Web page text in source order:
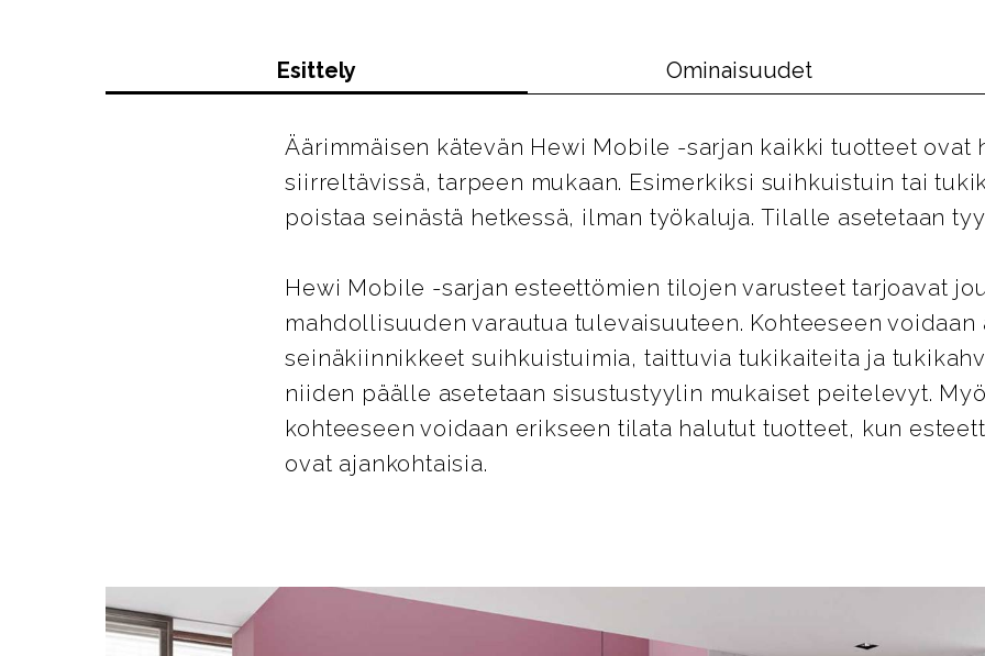
Esittely Ominaisuudet
Äärimmäisen kätevän Hewi Mobile -sarjan kaikki tuotteet ovat
siirreltävissä, tarpeen mukaan. Esimerkiksi suihkuistuin tai
poistaa seinästä hetkessä, ilman työkaluja. Tilalle asetetaan
Hewi Mobile -sarjan esteettömien tilojen varusteet tarjoavat
mahdollisuuden varautua tulevaisuuteen. Kohteeseen voidaan
seinäkiinnikkeet suihkuistuimia, taittuvia tukikaiteita ja
niiden päälle asetetaan sisustustyylin mukaiset peitelevyt.
kohteeseen voidaan erikseen tilata halutut tuotteet, kun
ovat ajankohtaisia.